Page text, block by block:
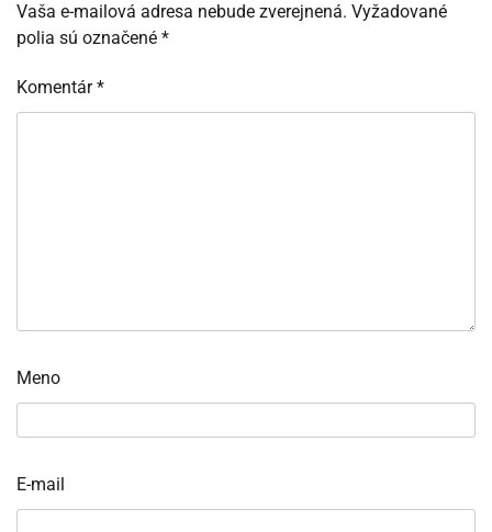
Vaša e-mailová adresa nebude zverejnená. Vyžadované
polia sú označené *
Komentár*
Meno
E-mail